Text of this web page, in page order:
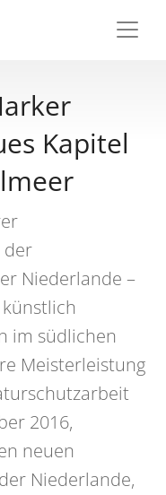
Kapitel
der
Niederlande –
im südlichen
Meisterleistung
2016,
neuen
Niederlande,